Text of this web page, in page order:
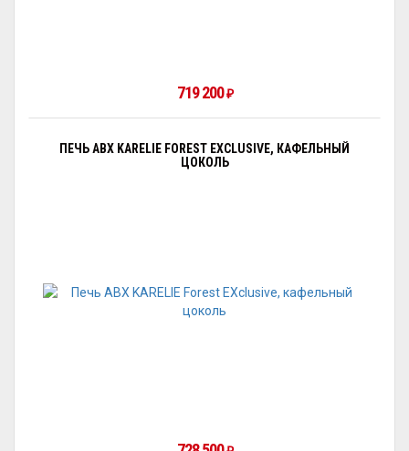
719 200 ₽
ПЕЧЬ ABX KARELIE FOREST EXCLUSIVE, КАФЕЛЬНЫЙ
ЦОКОЛЬ